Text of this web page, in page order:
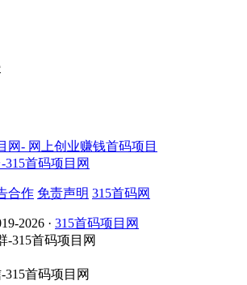
合作 免责声明 315首码网
2026 · 315首码项目网